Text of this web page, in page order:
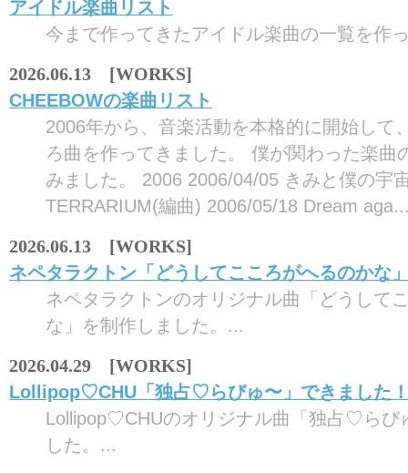
アイドル楽曲リスト
今まで作ってきたアイドル楽曲の一覧を作
2026.06.13 [WORKS]
CHEEBOWの楽曲リスト
2006年から、音楽活動を本格的に開始して
ろ曲を作ってきました。 僕が関わった楽曲
みました。 2006 2006/04/05 きみと僕の宇
TERRARIUM(編曲) 2006/05/18 Dream
2026.06.13 [WORKS]
ネペタラクトン「どうしてこころがへるのかな
ネペタラクトンのオリジナル曲「どうして
な」を制作しました。...
2026.04.29 [WORKS]
Lollipop♡CHU「独占♡らびゅ〜」できました
Lollipop♡CHUのオリジナル曲「独占♡らび
した。...